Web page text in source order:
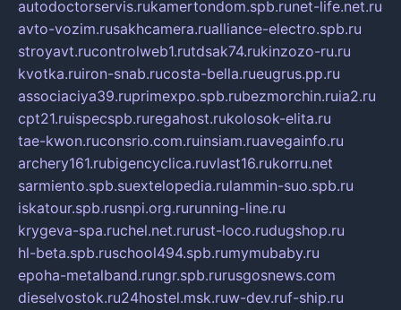
autodoctorservis.rukamertondom.spb.runet-life.net.ru
avto-vozim.rusakhcamera.rualliance-electro.spb.ru
stroyavt.rucontrolweb1.rutdsak74.rukinzozo-ru.ru
kvotka.ruiron-snab.rucosta-bella.rueugrus.pp.ru
associaciya39.ruprimexpo.spb.rubezmorchin.ruia2.ru
cpt21.ruispecspb.ruregahost.rukolosok-elita.ru
tae-kwon.ruconsrio.com.ruinsiam.ruavegainfo.ru
archery161.rubigencyclica.ruvlast16.rukorru.net
sarmiento.spb.suextelopedia.rulammin-suo.spb.ru
iskatour.spb.rusnpi.org.rurunning-line.ru
krygeva-spa.ruchel.net.rurust-loco.rudugshop.ru
hl-beta.spb.ruschool494.spb.rumymubaby.ru
epoha-metalband.rungr.spb.rurusgosnews.com
dieselvostok.ru24hostel.msk.ruw-dev.ruf-ship.ru